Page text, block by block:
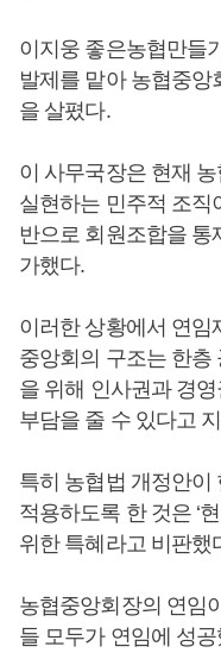
이지웅 좋은농협만들
발제를 맡아 농협중앙
을 살폈다.
이 사무국장은 현재
실현하는 민주적 조직
반으로 회원조합을 통
가했다.
이러한 상황에서 연임
중앙회의 구조는 한층
을 위해 인사권과 경
부담을 줄 수 있다고
특히 농협법 개정안이
적용하도록 한 것은 ‘
위한 특혜라고 비판했
농협중앙회장의 연임
들 모두가 연임에 성